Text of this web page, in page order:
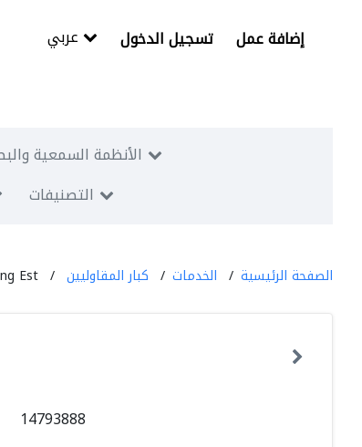
تسجيل الدخول إضافة عمل
الأنظمة السمعية
التصنيفات
الصفحة الرئيسية الخدمات كبار المقاوليين Est.
14793888